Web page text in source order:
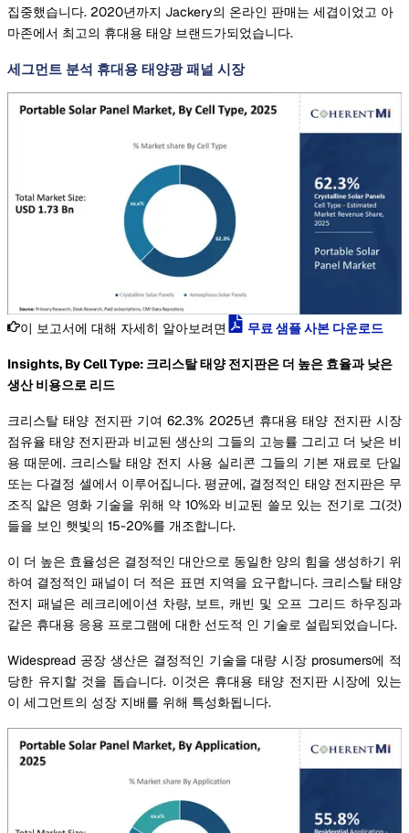
집중했습니다. 2020년까지 Jackery의 온라인 판매는 세겹이었고 아
마존에서 최고의 휴대용 태양 브랜드가되었습니다.
세그먼트 분석 휴대용 태양광 패널 시장
이 보고서에 대해 자세히 알아보려면 무료 샘플 사본 다운로드
Insights, By Cell Type: 크리스탈 태양 전지판은 더 높은 효율과 낮은
생산 비용으로 리드
크리스탈 태양 전지판 기여 62.3% 2025년 휴대용 태양 전지판 시장
점유율 태양 전지판과 비교된 생산의 그들의 고능률 그리고 더 낮은 비
용 때문에. 크리스탈 태양 전지 사용 실리콘 그들의 기본 재료로 단일
또는 다결정 셀에서 이루어집니다. 평균에, 결정적인 태양 전지판은 무
조직 얇은 영화 기술을 위해 약 10%와 비교된 쓸모 있는 전기로 그(것)
들을 보인 햇빛의 15-20%를 개조합니다.
이 더 높은 효율성은 결정적인 대안으로 동일한 양의 힘을 생성하기 위
하여 결정적인 패널이 더 적은 표면 지역을 요구합니다. 크리스탈 태양
전지 패널은 레크리에이션 차량, 보트, 캐빈 및 오프 그리드 하우징과
같은 휴대용 응용 프로그램에 대한 선도적 인 기술로 설립되었습니다.
Widespread 공장 생산은 결정적인 기술을 대량 시장 prosumers에 적
당한 유지할 것을 돕습니다. 이것은 휴대용 태양 전지판 시장에 있는
이 세그먼트의 성장 지배를 위해 특성화됩니다.